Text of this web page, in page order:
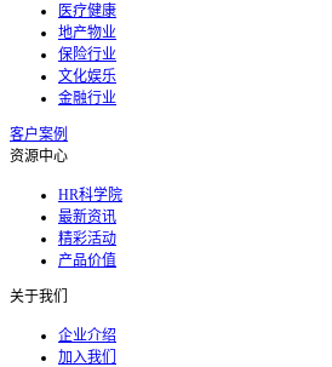
医疗健康
地产物业
保险行业
文化娱乐
金融行业
客户案例
资源中心
HR科学院
最新资讯
精彩活动
产品价值
关于我们
企业介绍
加入我们